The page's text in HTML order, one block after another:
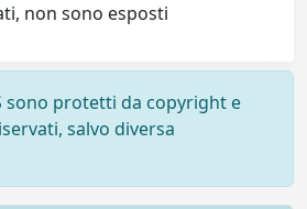
non sono esposti
sono protetti da copyright e
salvo diversa